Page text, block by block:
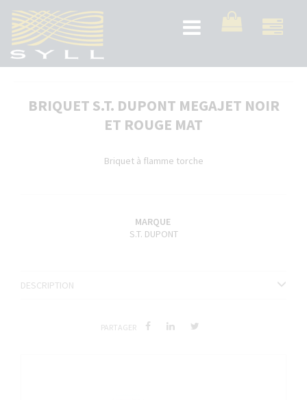
contenu
principal
Toggle
navigation
BRIQUET S.T. DUPONT MEGAJET NOIR
ET ROUGE MAT
Briquet à flamme torche
MARQUE
S.T. DUPONT
DESCRIPTION
PARTAGER